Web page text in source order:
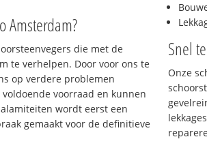
Amsterdam?
die met de
te verhelpen. Door voor ons te
op verdere problemen
voorraad en kunnen
wordt eerst een
gemaakt voor de definitieve
Snel
Onze